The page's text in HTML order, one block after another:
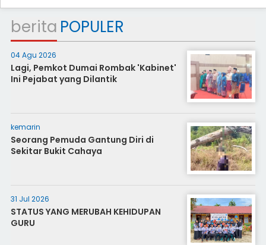
berita POPULER
04 Agu 2026
Lagi, Pemkot Dumai Rombak 'Kabinet'
Ini Pejabat yang Dilantik
kemarin
Seorang Pemuda Gantung Diri di
Sekitar Bukit Cahaya
31 Jul 2026
STATUS YANG MERUBAH KEHIDUPAN
GURU